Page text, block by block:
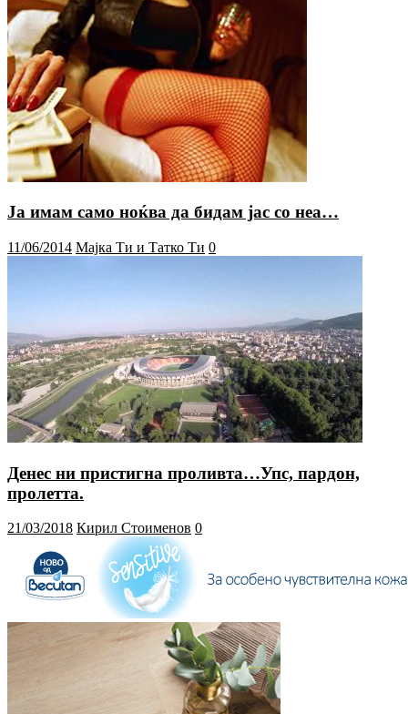
Ја имам само ноќва да бидам јас со неа…
11/06/2014 Мајка Ти и Татко Ти 0
Денес ни пристигна проливта…Упс, пардон,
пролетта.
21/03/2018 Кирил Стоименов 0